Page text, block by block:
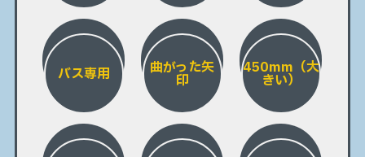
バス専用 曲がった矢
印
450mm（大
きい）